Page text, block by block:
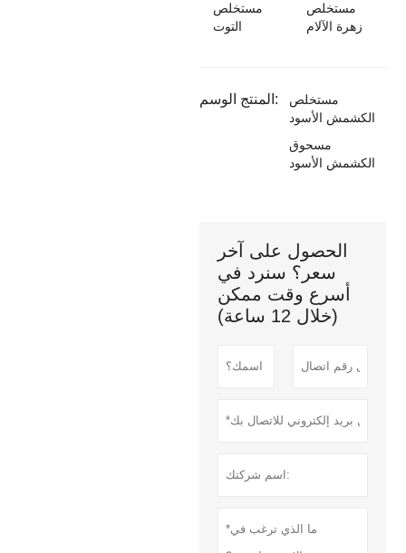
مستخلص
التوت
مستخلص
زهرة الآلام
المنتج الوسم:
مستخلص
الكشمش الأسود
مسحوق
الكشمش الأسود
الحصول على آخر
سعر؟ سنرد في
أسرع وقت ممكن
(خلال 12 ساعة)